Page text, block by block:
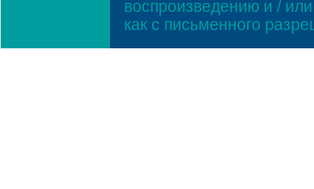
воспроизведению и /
как с письменного